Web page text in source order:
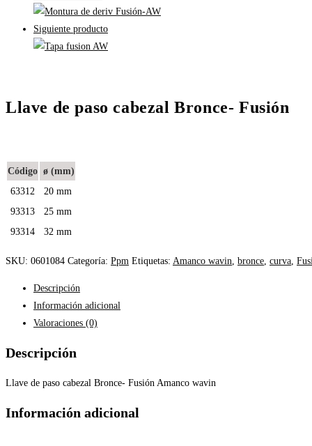
Siguiente producto
Llave de paso cabezal Bronce- Fusión
Código ø (mm)
63312
20 mm
93313
25 mm
93314
32 mm
SKU: 0601084 Categoría: Ppm Etiquetas: Amanco wavin bronce curva
Descripción
Información adicional
Valoraciones (0)
Descripción
Llave de paso cabezal Bronce- Fusión Amanco wavin
Información adicional